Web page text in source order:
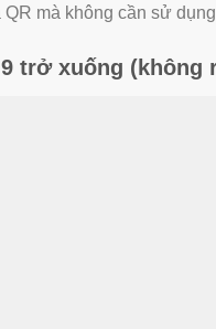
QR mà không cần sử
trở xuống (không